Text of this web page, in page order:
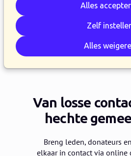
Alles
Zelf
Alles
Van losse
hechte
Breng leden, donateurs
elkaar in contact via online